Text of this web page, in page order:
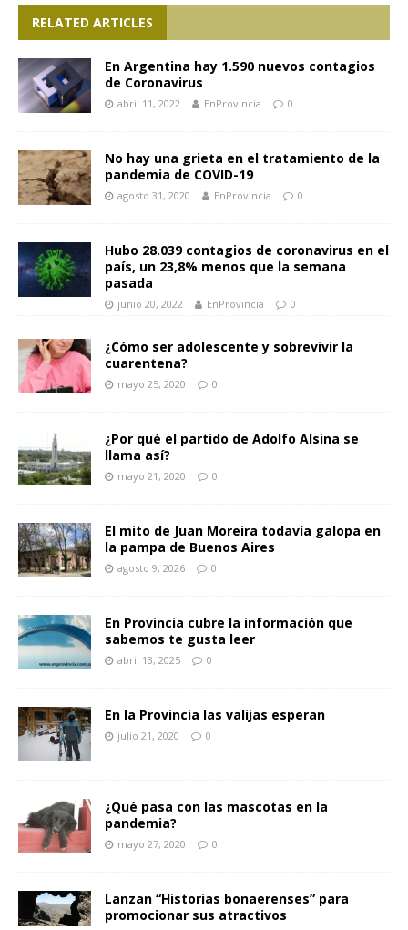
RELATED ARTICLES
En Argentina hay 1.590 nuevos contagios
de Coronavirus
abril 11, 2022 EnProvincia 0
No hay una grieta en el tratamiento de la
pandemia de COVID-19
agosto 31, 2020 EnProvincia 0
Hubo 28.039 contagios de coronavirus en el
país, un 23,8% menos que la semana
pasada
junio 20, 2022 EnProvincia 0
¿Cómo ser adolescente y sobrevivir la
cuarentena?
mayo 25, 2020 0
¿Por qué el partido de Adolfo Alsina se
llama así?
mayo 21, 2020 0
El mito de Juan Moreira todavía galopa en
la pampa de Buenos Aires
agosto 9, 2026 0
En Provincia cubre la información que
sabemos te gusta leer
abril 13, 2025 0
En la Provincia las valijas esperan
julio 21, 2020 0
¿Qué pasa con las mascotas en la
pandemia?
mayo 27, 2020 0
Lanzan “Historias bonaerenses” para
promocionar sus atractivos